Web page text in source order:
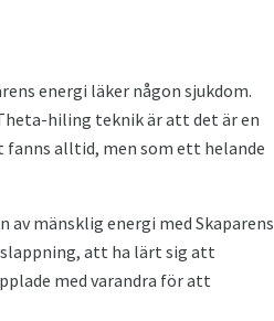
energi läker någon sjukdom.
hiling teknik är att det är en
fanns alltid, men som ett helande
mänsklig energi med Skaparens
att ha lärt sig att
med varandra för att